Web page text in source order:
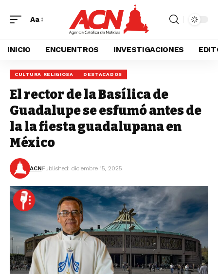
Aa
INICIO ENCUENTROS INVESTIGACIONES
CULTURA RELIGIOSA DESTACADOS
El rector de la Basílica de
Guadalupe se esfumó antes de
la la fiesta guadalupana en
México
ACNPublished: diciembre 15, 2025